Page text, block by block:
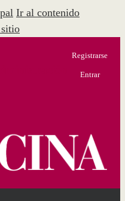
Ir al contenido
Registrarse
Entrar